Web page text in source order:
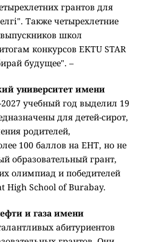
грантов для
Также четырехлетние
школ
конкурсов EKTU STAR
будущее". –
университет имени
учебный год выделил 19
для детей-сирот,
родителей,
100 баллов на ЕНТ, но не
образовательный грант,
олимпиад и победителей
High School of Burabay.
и газа имени
абитуриентов